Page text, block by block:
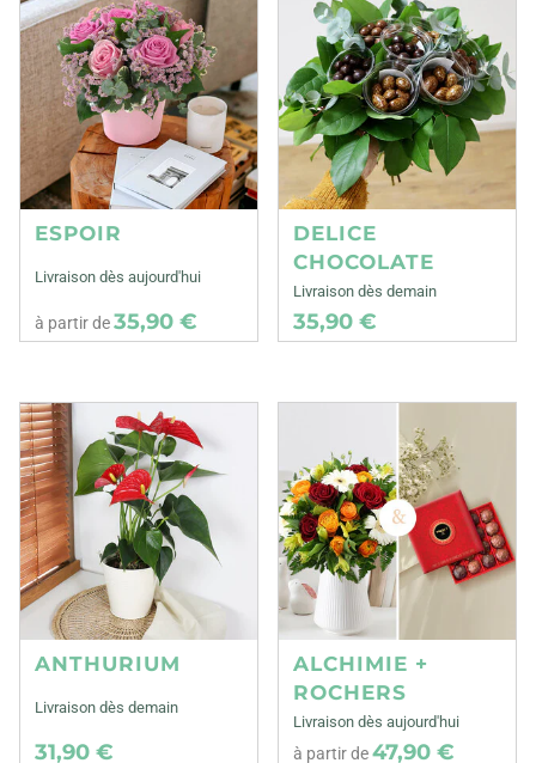
ESPOIR
Livraison dès aujourd'hui
à partir de35,90 €
DELICE
CHOCOLATE
Livraison dès demain
35,90 €
ANTHURIUM
Livraison dès demain
31,90 €
ALCHIMIE +
ROCHERS
Livraison dès aujourd'hui
à partir de47,90 €